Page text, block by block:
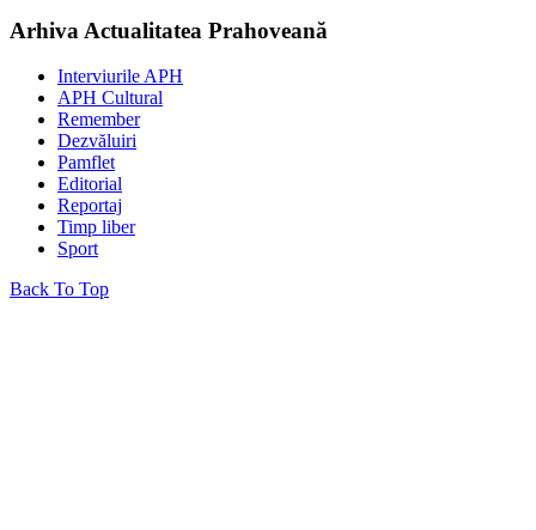
Arhiva Actualitatea Prahoveană
Interviurile APH
APH Cultural
Remember
Dezvăluiri
Pamflet
Editorial
Reportaj
Timp liber
Sport
Back To Top